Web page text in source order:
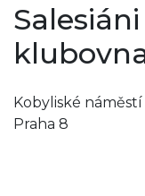
Kobyliské náměstí
Praha 8